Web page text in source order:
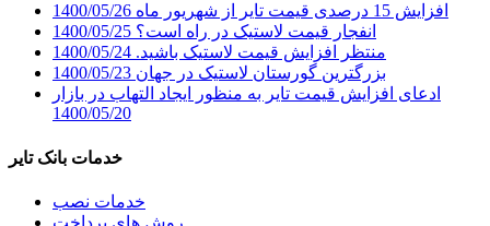
افزایش 15 درصدی قیمت تایر از شهریور ماه
1400/05/26
انفجار قیمت لاستیک در راه است؟ 1400/05/25
منتظر افزایش قیمت لاستیک باشید. 1400/05/24
بزرگترین گورستان لاستیک در جهان 1400/05/23
ادعای افزایش قیمت تایر به منظور ایجاد التهاب در بازار
1400/05/20
خدمات بانک تایر
خدمات نصب
روش های پرداخت